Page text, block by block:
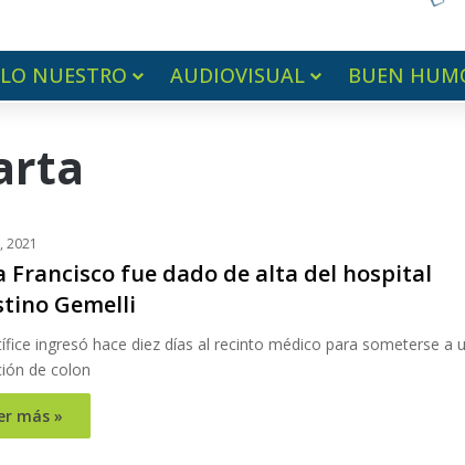
LO NUESTRO AUDIOVISUAL BUEN
2021
Francisco fue dado de alta del hospital
Gemelli
ingresó hace diez días al recinto médico para someterse a
de colon
más »